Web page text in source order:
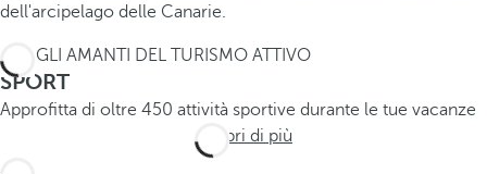
dell'arcipelago delle Canarie.
PER GLI AMANTI DEL TURISMO ATTIVO
SPORT
Approfitta di oltre 450 attività sportive durante le tue vacanze
Scopri di più